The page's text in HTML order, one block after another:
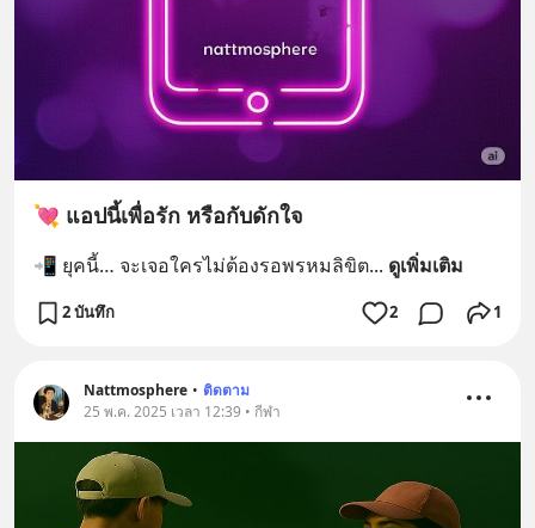
💘 แอปนี้เพื่อรัก หรือกับดักใจ
📲 ยุคนี้… จะเจอใครไม่ต้องรอพรหมลิขิต... ดูเพิ่มเติม
2 บันทึก 2 1
Nattmosphere • ติดตาม
25 พ.ค. 2025 เวลา 12:39 • กีฬา